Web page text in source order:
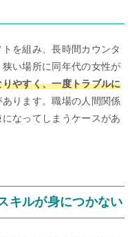
を組み、長時間カウンタ
い場所に同年代の女性が
やすく、一度トラブルに
あります。職場の人間関係
なってしまうケースがあ
キルが身につかない